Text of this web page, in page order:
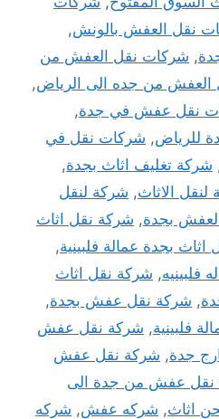
نقل العفش بالونش,
, شركات نقل العفش من
من جده الى الرياض,
نقل عفش في جدة,
للرياض, شركات نقل في
شركة تغليف اثاث بجدة,
لنقل الاثاث, شركة لنقل
بجدة, شركة نقل اثاث
بجدة عمالة فلبينية,
فلبينيه, شركة نقل اثاث
, شركة نقل عفش بجدة,
فلبينية, شركة نقل عفش
جدة, شركة نقل عفش
نقل عفش من جدة الى
اثاث, شركه عفش, شركه